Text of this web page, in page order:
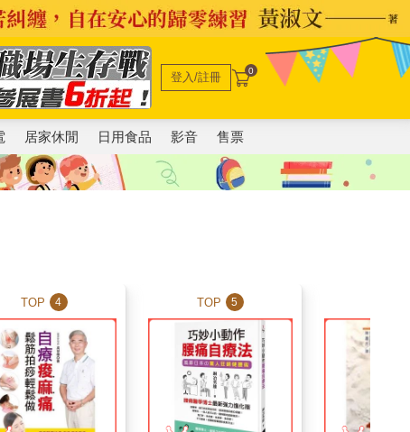
登入/註冊 0
居家休閒 日用食品 影音 售票
TOP 4 TOP 5